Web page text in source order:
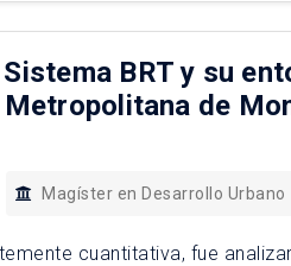
BRT y su
de
Magíster en Desarrollo Urbano
cuantitativa, fue